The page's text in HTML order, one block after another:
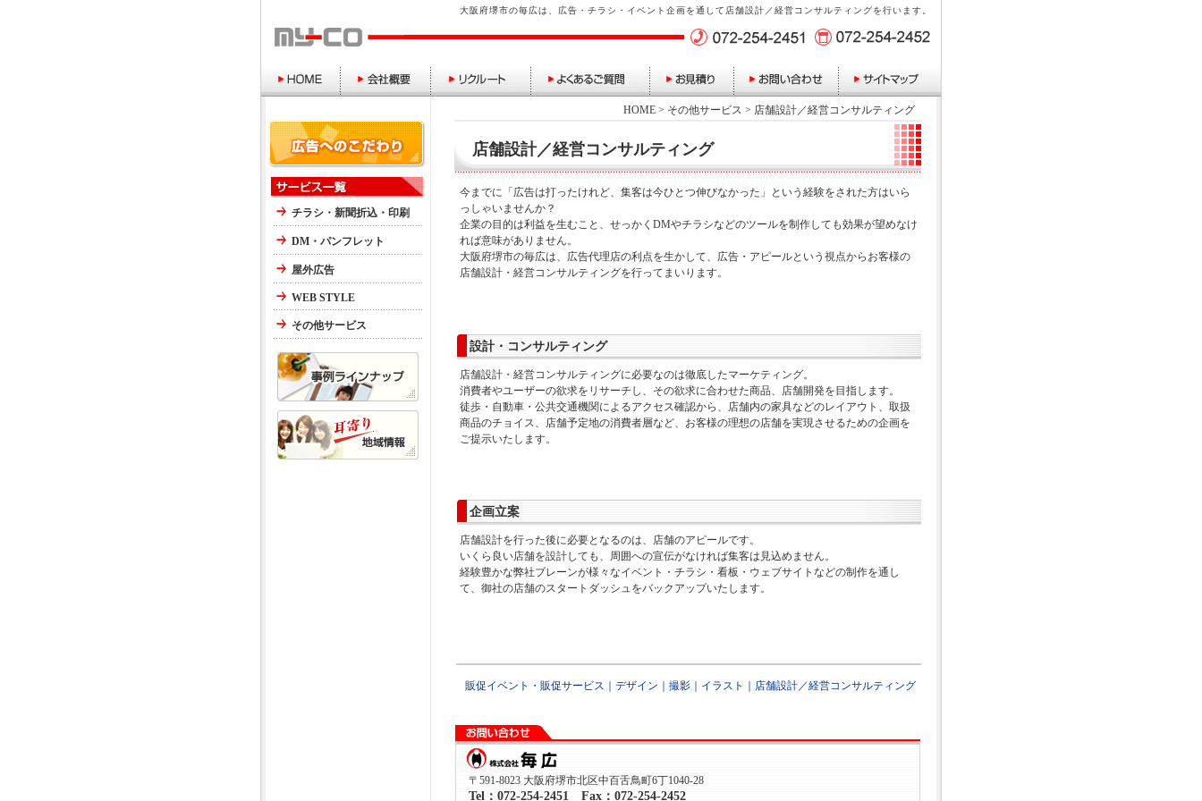
大阪府堺市の毎広は、広告・チラシ・イベント企画を通して店舗設計／経営コンサルティングを行います。
HOME > その他サービス > 店舗設計／経営コンサルティング
店舗設計／経営コンサルティング
今までに「広告は打ったけれど、集客は今ひとつ伸びなかった」という経験をされた方はいら
っしゃいませんか？
企業の目的は利益を生むこと、せっかくDMやチラシなどのツールを制作しても効果が望めなけ
れば意味がありません。
大阪府堺市の毎広は、広告代理店の利点を生かして、広告・アピールという視点からお客様の
店舗設計・経営コンサルティングを行ってまいります。
設計・コンサルティング
店舗設計・経営コンサルティングに必要なのは徹底したマーケティング。
消費者やユーザーの欲求をリサーチし、その欲求に合わせた商品、店舗開発を目指します。
徒歩・自動車・公共交通機関によるアクセス確認から、店舗内の家具などのレイアウト、取扱
商品のチョイス、店舗予定地の消費者層など、お客様の理想の店舗を実現させるための企画を
ご提示いたします。
企画立案
店舗設計を行った後に必要となるのは、店舗のアピールです。
いくら良い店舗を設計しても、周囲への宣伝がなければ集客は見込めません。
経験豊かな弊社ブレーンが様々なイベント・チラシ・看板・ウェブサイトなどの制作を通し
て、御社の店舗のスタートダッシュをバックアップいたします。
販促イベント・販促サービス デザイン 撮影｜ イラスト ｜店舗設計／経営コンサルティング
〒591-8023 大阪府堺市北区中百舌鳥町6丁1040-28
Tel：072-254-2451 Fax：072-254-2452
チラシ・新聞折込・印刷
DM・パンフレット
屋外広告
WEB STYLE
その他サービス